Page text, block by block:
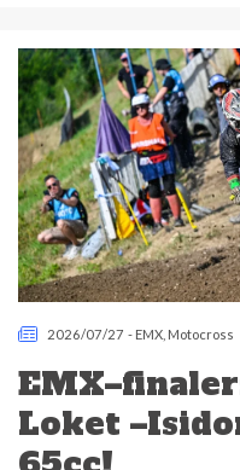
2026/07/27 - EMX Motocross
Loket